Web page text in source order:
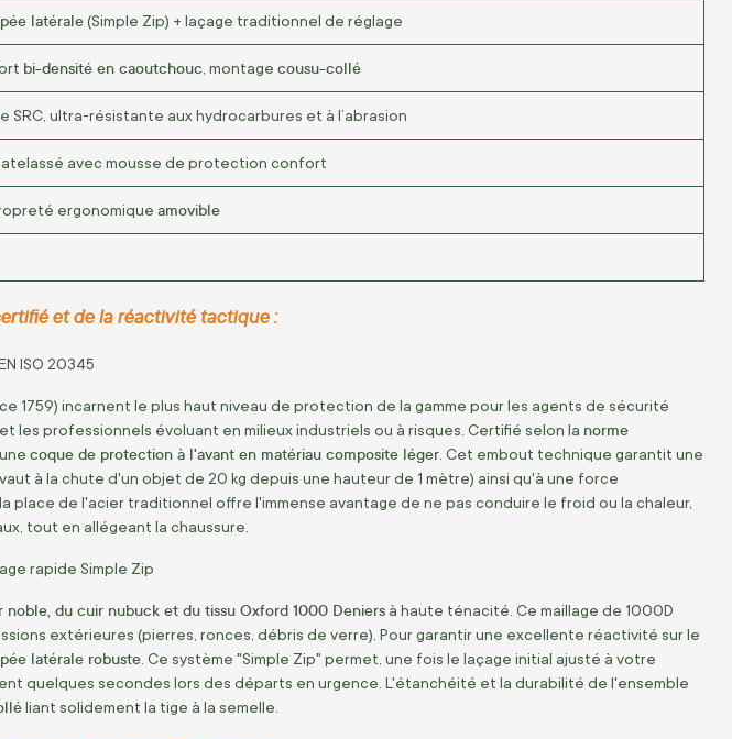
latérale(Simple Zip) + laçage traditionnel de réglage
bi-densité en caoutchouc , montage cousu-collé
SRC, ultra-résistante aux hydrocarbures et à l’abrasion
avec mousse de protection confort
ergonomique amovible
et de la réactivité tactique :
ISO 20345
1759) incarnent le plus haut niveau de protection de la gamme pour les agents de sécurité
les professionnels évoluant en milieux industriels ou à risques. Certifié selon la norme
coque de protection à l'avant en matériau composite léger . Cet embout technique garantit une
à la chute d'un objet de 20 kg depuis une hauteur de 1 mètre) ainsi qu'à une force
place de l'acier traditionnel offre l'immense avantage de ne pas conduire le froid ou la chaleur,
tout en allégeant la chaussure.
rapide Simple Zip
noble, du cuir nubuck et du tissu Oxford 1000 Deniers à haute ténacité. Ce maillage de 1000D
extérieures (pierres, ronces, débris de verre). Pour garantir une excellente réactivité sur le
latérale robuste . Ce système "Simple Zip" permet, une fois le laçage initial ajusté à votre
quelques secondes lors des départs en urgence. L'étanchéité et la durabilité de l'ensemble
liant solidement la tige à la semelle.